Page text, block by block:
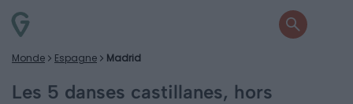
Monde Espagne Madrid
Les 5 danses castillanes, hors